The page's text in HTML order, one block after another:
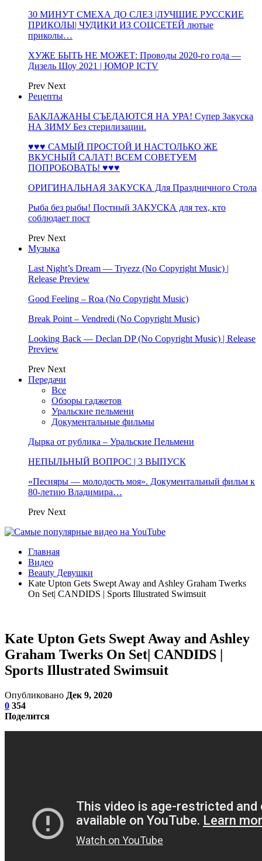
30 МИНУТ СМЕХА ДО СЛЕЗ |ЛУЧШИЕ РУССКИЕ
ПРИКОЛЫ| ЧУДИКИ ИЗ СОЦСЕТЕЙ лютые
приколы…
ХУЖЕ БЫТЬ НЕ МОЖЕТ: Проводы 2020-го года —
Дизель Шоу 2021 | ЮМОР ICTV
Prev Next
Рецепты
БАКЛАЖАНЫ СЪЕДАЮТСЯ НА УРА! Супер Закуска
НА ЗИМУ Без стерилизации.
♥♥♥ САМЫЙ ПРОСТОЙ И НАСТОЛЬКО ЖЕ
ВКУСНЫЙ САЛАТ! ВСЕМ СОВЕТУЕМ
ПОПРОБОВАТЬ! ♥♥♥
ОРИГИНАЛЬНАЯ ЗАКУСКА Для Праздничного Стола
Рыба без рыбы! Постный ЗАКУСКА для тех, кто
соблюдает пост
Prev Next
Музыка
Last Night’s Dream — Tryezz (No Copyright Music) |
Release Preview
Good Feeling – Roa (No Copyright Music)
Break Point – Vendredi (No Copyright Music)
Looking Back — Declan DP (No Copyright Music) | Release
Preview
Prev Next
Передачи
Все
Обзоры гаджетов
Уральские пельмени
Документальные фильмы
Дырка от рублика – Уральские Пельмени
НЕПЫЛЬНЫЙ ВОПРОС | 3 ВЫПУСК
«Песняры — молодость моя». Документальный фильм к
80-летию Владимира…
Prev Next
Главная
Видео
Beauty Девушки
Kate Upton Gets Swept Away and Ashley Graham Twerks
On Set| CANDIDS | Sports Illustrated Swimsuit
Kate Upton Gets Swept Away and Ashley
Graham Twerks On Set| CANDIDS |
Sports Illustrated Swimsuit
Опубликовано Дек 9, 2020
0 354
Поделится